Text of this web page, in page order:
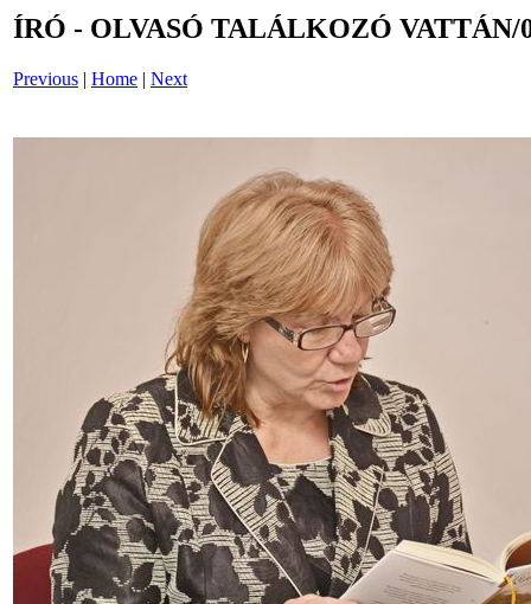
ÍRÓ - OLVASÓ TALÁLKOZÓ VATTÁN/
Previous | Home | Next